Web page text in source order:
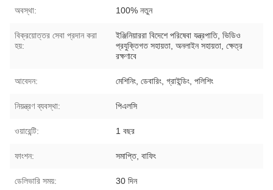
অবস্থা: 100% নতুন
বিক্রয়োত্তর সেবা প্রদান করা
হয়:
ইঞ্জিনিয়াররা বিদেশে পরিষেবা যন্ত্রপাতি, ভিডিও
প্রযুক্তিগত সহায়তা, অনলাইন সহায়তা, ক্ষেত্র
রক্ষণাবে
আবেদন: মেশিনিং, ডেবারিং, গ্রাইন্ডিং, পলিশিং
নিয়ন্ত্রণ ব্যবস্থা: পিএলসি
ওয়ারেন্টি: 1 বছর
ফাংশন: সমাপ্তি, বাফিং
ডেলিভারি সময়: 30 দিন